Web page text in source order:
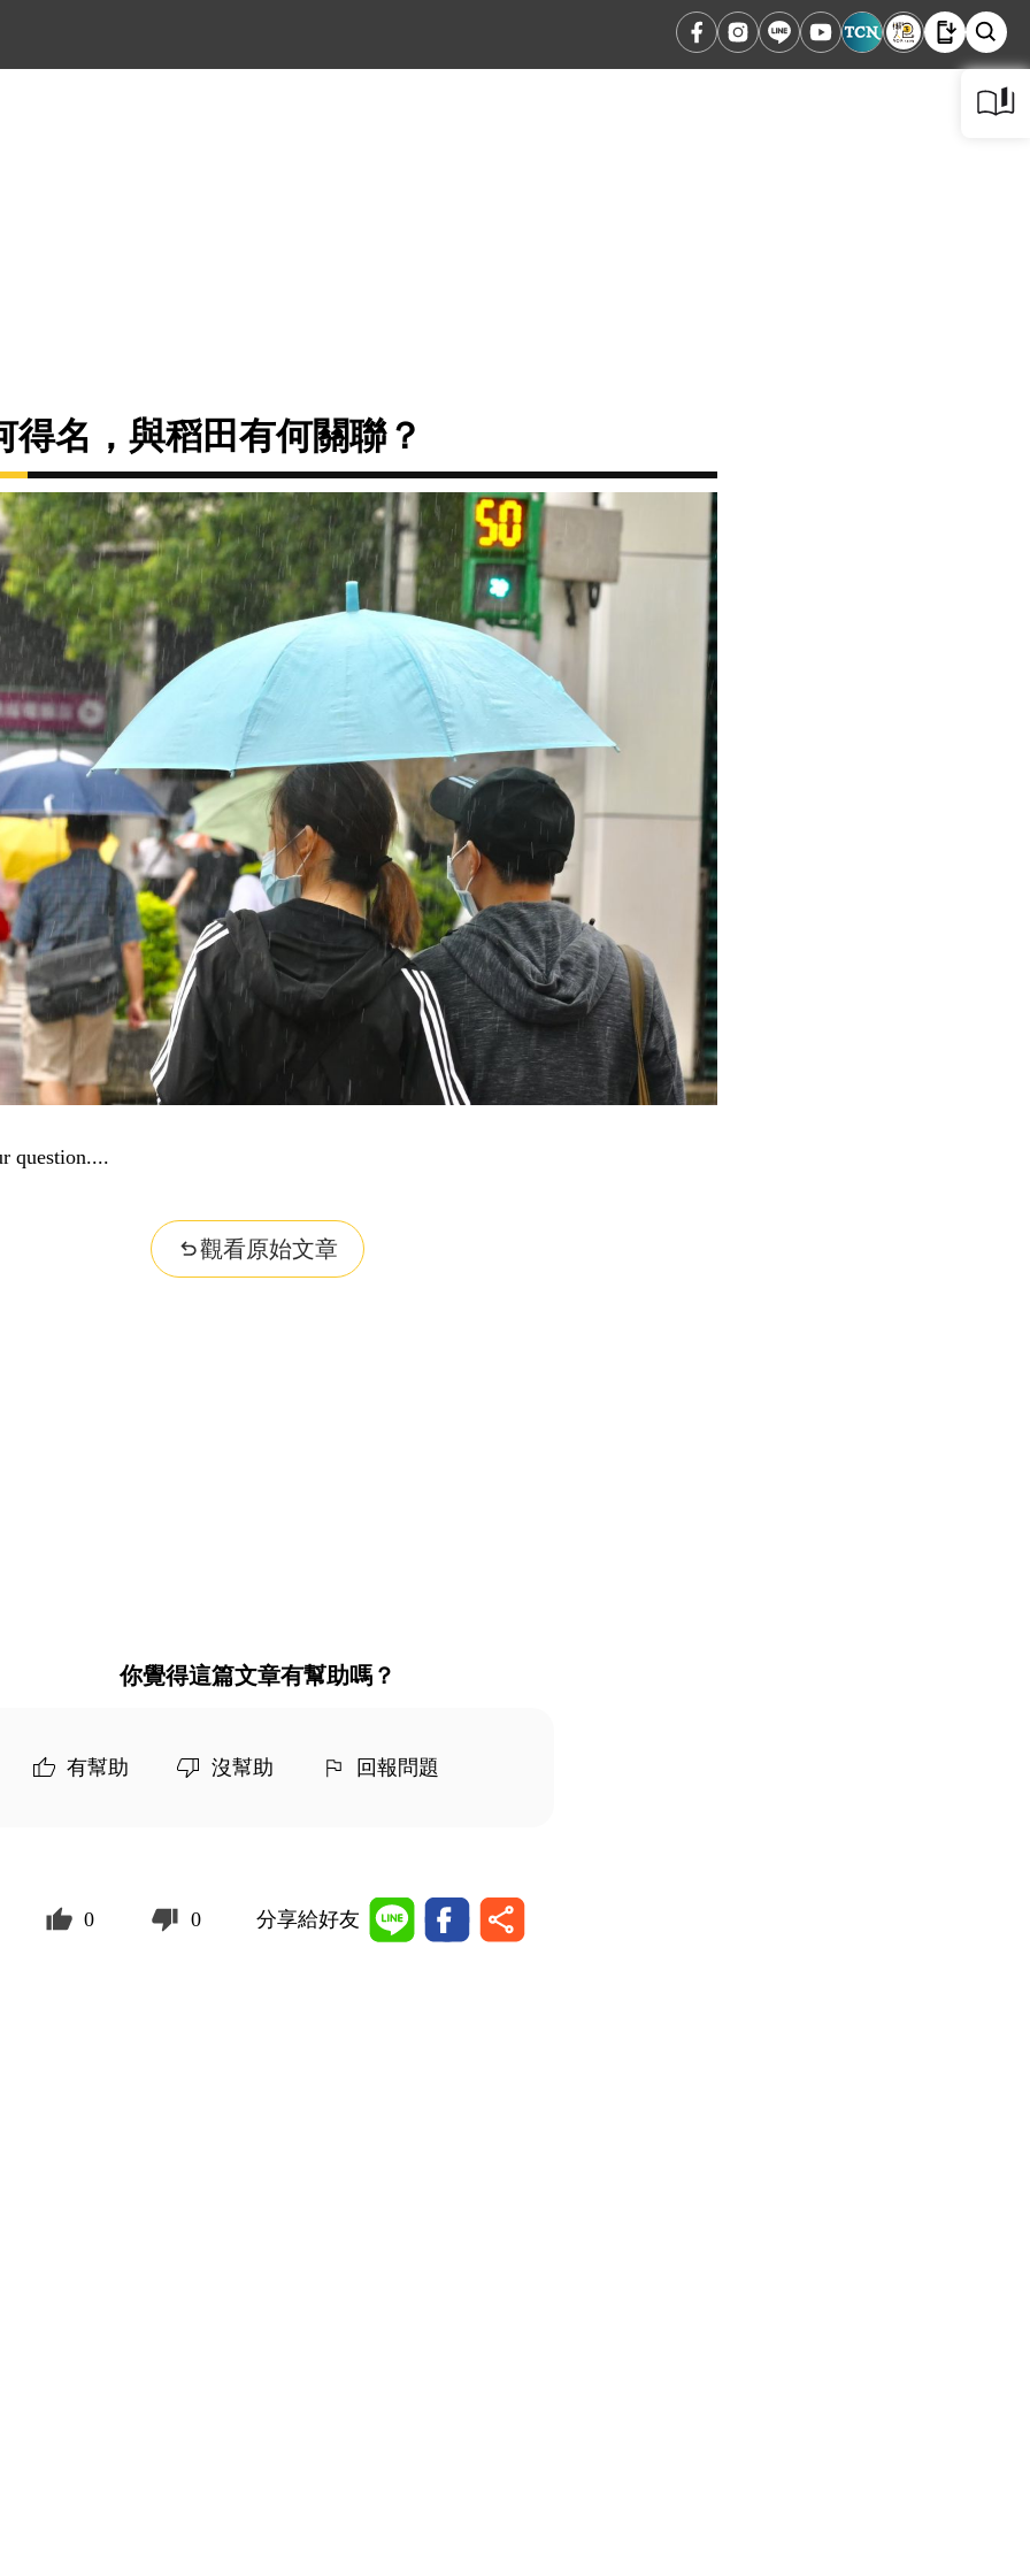
得名，與稻田有何關聯？
question...
觀看原始文章
你覺得這篇文章有幫助嗎？
有幫助 沒幫助 回報問題
0 0 分享給好友